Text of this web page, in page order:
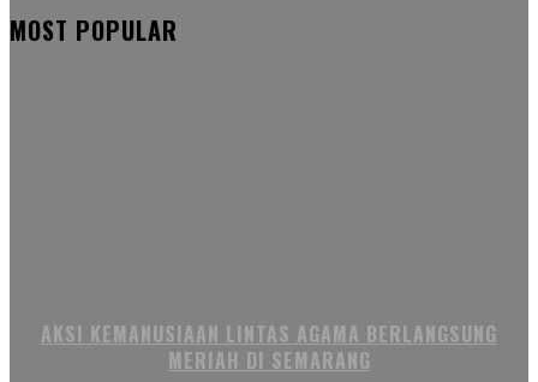
MOST POPULAR
AKSI KEMANUSIAAN LINTAS AGAMA BERLANGSUNG
MERIAH DI SEMARANG